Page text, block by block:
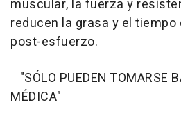
muscular, la fuerza y
reducen la grasa y el
post-esfuerzo.
"SÓLO PUEDEN TOMARSE
MÉDICA"